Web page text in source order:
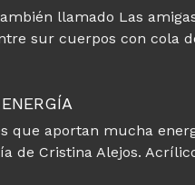
el
árbol
llamado Las
sur cuerpos con cola
que aportan mucha
de Cristina Alejos.